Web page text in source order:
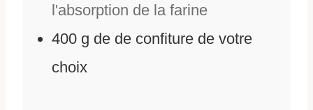
l'absorption de la farine
400 g de de confiture de votre
choix